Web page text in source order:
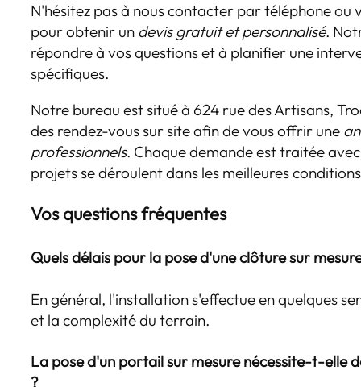
N'hésitez pas à nous contacter par téléphone ou
pour obtenir un devis gratuit et personnalisé.
répondre à vos questions et à planifier une
spécifiques.
Notre bureau est situé à 624 rue des Artisans,
des rendez-vous sur site afin de vous offrir une
professionnels. Chaque demande est traitée
projets se déroulent dans les meilleures
Vos questions fréquentes
Quels délais pour la pose d'une clôture sur
En général, l'installation s'effectue en quelques
et la complexité du terrain.
La pose d'un portail sur mesure nécessite-t-elle
?